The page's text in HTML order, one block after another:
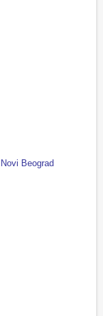
Beograd